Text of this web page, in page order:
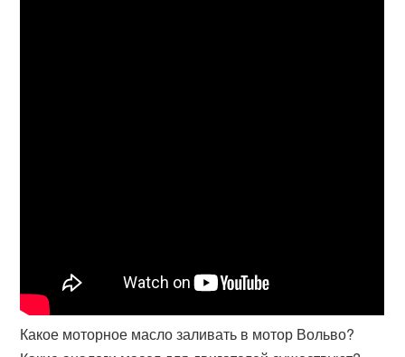
Какое моторное масло заливать в мотор Вольво?